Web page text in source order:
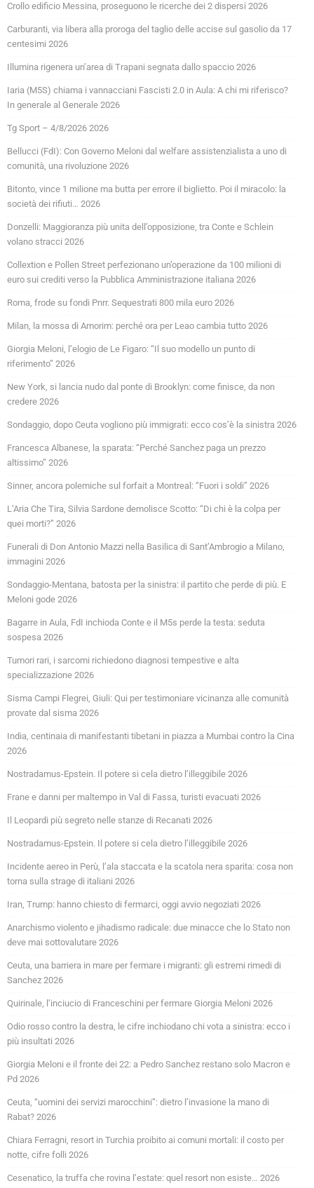
Crollo edificio Messina, proseguono le ricerche dei 2 dispersi 2026
Carburanti, via libera alla proroga del taglio delle accise sul gasolio da 17
centesimi 2026
Illumina rigenera un’area di Trapani segnata dallo spaccio 2026
Iaria (M5S) chiama i vannacciani Fascisti 2.0 in Aula: A chi mi riferisco?
In generale al Generale 2026
Tg Sport – 4/8/2026 2026
Bellucci (FdI): Con Governo Meloni dal welfare assistenzialista a uno di
comunità, una rivoluzione 2026
Bitonto, vince 1 milione ma butta per errore il biglietto. Poi il miracolo: la
società dei rifiuti… 2026
Donzelli: Maggioranza più unita dell’opposizione, tra Conte e Schlein
volano stracci 2026
Collextion e Pollen Street perfezionano un’operazione da 100 milioni di
euro sui crediti verso la Pubblica Amministrazione italiana 2026
Roma, frode su fondi Pnrr. Sequestrati 800 mila euro 2026
Milan, la mossa di Amorim: perché ora per Leao cambia tutto 2026
Giorgia Meloni, l’elogio de Le Figaro: “Il suo modello un punto di
riferimento” 2026
New York, si lancia nudo dal ponte di Brooklyn: come finisce, da non
credere 2026
Sondaggio, dopo Ceuta vogliono più immigrati: ecco cos’è la sinistra 2026
Francesca Albanese, la sparata: “Perché Sanchez paga un prezzo
altissimo” 2026
Sinner, ancora polemiche sul forfait a Montreal: “Fuori i soldi” 2026
L’Aria Che Tira, Silvia Sardone demolisce Scotto: “Di chi è la colpa per
quei morti?” 2026
Funerali di Don Antonio Mazzi nella Basilica di Sant’Ambrogio a Milano,
immagini 2026
Sondaggio-Mentana, batosta per la sinistra: il partito che perde di più. E
Meloni gode 2026
Bagarre in Aula, FdI inchioda Conte e il M5s perde la testa: seduta
sospesa 2026
Tumori rari, i sarcomi richiedono diagnosi tempestive e alta
specializzazione 2026
Sisma Campi Flegrei, Giuli: Qui per testimoniare vicinanza alle comunità
provate dal sisma 2026
India, centinaia di manifestanti tibetani in piazza a Mumbai contro la Cina
2026
Nostradamus-Epstein. Il potere si cela dietro l’illeggibile 2026
Frane e danni per maltempo in Val di Fassa, turisti evacuati 2026
Il Leopardi più segreto nelle stanze di Recanati 2026
Nostradamus-Epstein. Il potere si cela dietro l’illeggibile 2026
Incidente aereo in Perù, l’ala staccata e la scatola nera sparita: cosa non
torna sulla strage di italiani 2026
Iran, Trump: hanno chiesto di fermarci, oggi avvio negoziati 2026
Anarchismo violento e jihadismo radicale: due minacce che lo Stato non
deve mai sottovalutare 2026
Ceuta, una barriera in mare per fermare i migranti: gli estremi rimedi di
Sanchez 2026
Quirinale, l’inciucio di Franceschini per fermare Giorgia Meloni 2026
Odio rosso contro la destra, le cifre inchiodano chi vota a sinistra: ecco i
più insultati 2026
Giorgia Meloni e il fronte dei 22: a Pedro Sanchez restano solo Macron e
Pd 2026
Ceuta, “uomini dei servizi marocchini”: dietro l’invasione la mano di
Rabat? 2026
Chiara Ferragni, resort in Turchia proibito ai comuni mortali: il costo per
notte, cifre folli 2026
Cesenatico, la truffa che rovina l’estate: quel resort non esiste… 2026